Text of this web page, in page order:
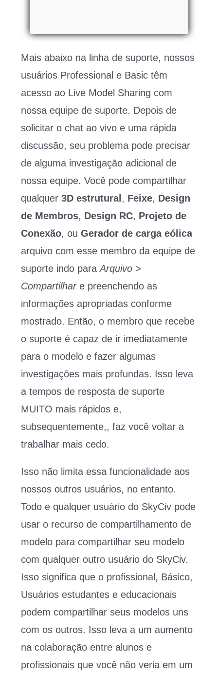
Mais abaixo na linha de suporte, nossos
usuários Professional e Basic têm
acesso ao Live Model Sharing com
nossa equipe de suporte. Depois de
solicitar o chat ao vivo e uma rápida
discussão, seu problema pode precisar
de alguma investigação adicional de
nossa equipe. Você pode compartilhar
qualquer 3D estrutural, Feixe, Design
de Membros, Design RC, Projeto de
Conexão, ou Gerador de carga eólica
arquivo com esse membro da equipe de
suporte indo paraArquivo >
Compartilhare preenchendo as
informações apropriadas conforme
mostrado. Então, o membro que recebe
o suporte é capaz de ir imediatamente
para o modelo e fazer algumas
investigações mais profundas. Isso leva
a tempos de resposta de suporte
MUITO mais rápidos e,
subsequentemente,, faz você voltar a
trabalhar mais cedo.
Isso não limita essa funcionalidade aos
nossos outros usuários, no entanto.
Todo e qualquer usuário do SkyCiv pode
usar o recurso de compartilhamento de
modelo para compartilhar seu modelo
com qualquer outro usuário do SkyCiv.
Isso significa que o profissional, Básico,
Usuários estudantes e educacionais
podem compartilhar seus modelos uns
com os outros. Isso leva a um aumento
na colaboração entre alunos e
profissionais que você não veria em um